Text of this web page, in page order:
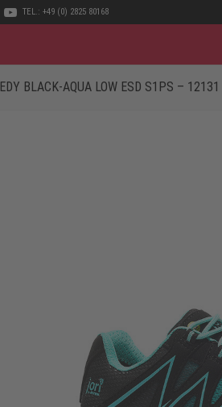
TEL.: +49 (0) 2825 80168
BLACK-AQUA LOW ESD S1PS – 12131